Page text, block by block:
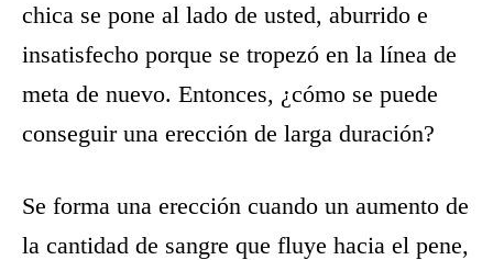
chica se pone al lado de usted, aburrido e
insatisfecho porque se tropezó en la línea de
meta de nuevo. Entonces, ¿cómo se puede
conseguir una erección de larga duración?
Se forma una erección cuando un aumento de
la cantidad de sangre que fluye hacia el pene,